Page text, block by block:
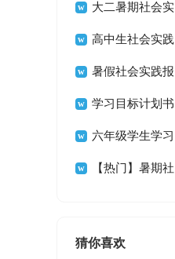
诺书大二暑期社会实
践报告高中生社会实践
报告暑假社会实践报
告集合15篇
学习目标计划书
15篇六年级学生学习
计划 【热门】暑期社
猜你喜欢